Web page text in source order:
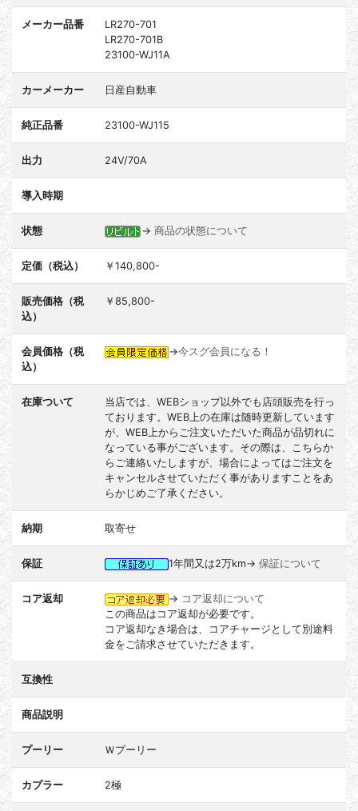
メーカー品番
LR270-701
LR270-701B
23100-WJ11A
カーメーカー 日産自動車
純正品番 23100-WJ115
出力 24V/70A
導入時期
状態 → 商品の状態について
定価（税込） ￥140,800-
販売価格（税
込）
￥85,800-
会員価格（税
込）
→今スグ会員になる！
在庫ついて
当店では、WEBショップ以外でも店頭販売を行っ
ております。WEB上の在庫は随時更新しています
が、WEB上からご注文いただいた商品が品切れに
なっている事がございます。その際は、こちらか
らご連絡いたしますが、場合によってはご注文を
キャンセルさせていただく事がありますことをあ
らかじめご了承ください。
納期 取寄せ
保証 1年間又は2万km→ 保証について
コア返却 → コア返却について
この商品はコア返却が必要です。
コア返却なき場合は、コアチャージとして別途料
金をご請求させていただきます。
互換性
商品説明
プーリー Ｗプーリー
カプラー 2極